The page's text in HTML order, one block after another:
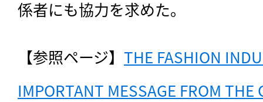
係者にも協力を求めた。
【参照ページ】 THE FASHION
IMPORTANT MESSAGE FROM THE